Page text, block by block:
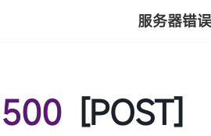
服务器错误
500 [POST]